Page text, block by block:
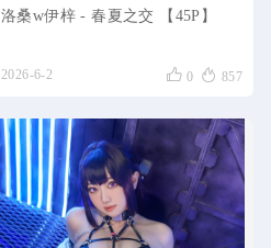
洛桑w伊梓 - 春夏之交 【45P】
2026-6-2  0  857